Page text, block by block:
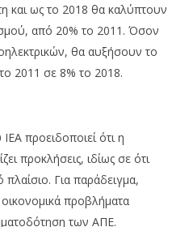
και ως το 2018 θα καλύπτουν
από 20% το 2011. Όσον
θα αυξήσουν το
2011 σε 8% το 2018.
προειδοποιεί ότι η
προκλήσεις, ιδίως σε ότι
πλαίσιο. Για παράδειγμα,
προβλήματα
των ΑΠΕ.